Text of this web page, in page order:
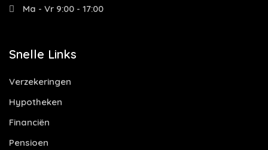
Ma - Vr 9:00 - 17:00
Snelle Links
Verzekeringen
Hypotheken
Financiën
Pensioen